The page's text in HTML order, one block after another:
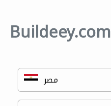
Buildeey.com